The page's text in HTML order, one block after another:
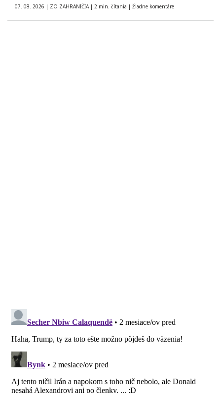
07. 08. 2026 | ZO ZAHRANIČIA | 2 min. čítania | Žiadne komentáre